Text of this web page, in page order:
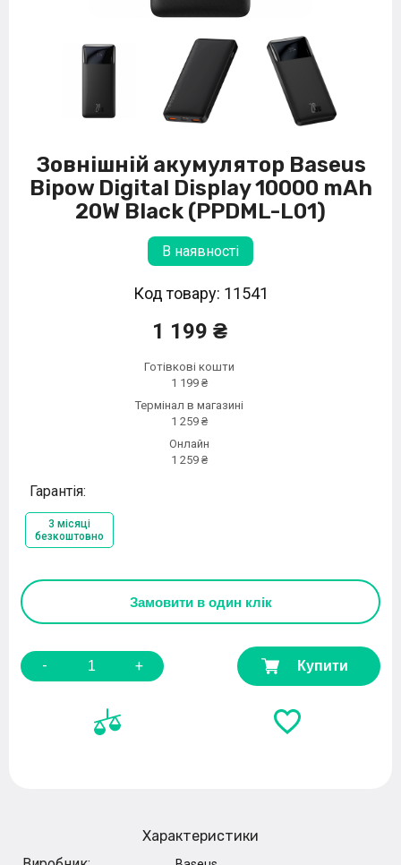
Зовнішній акумулятор Baseus
Bipow Digital Display 10000 mAh
20W Black (PPDML-L01)
В наявності
Код товару: 11541
1 199 ₴
Готівкові кошти
1 199 ₴
Термінал в магазині
1 259 ₴
Онлайн
1 259 ₴
Гарантія:
3 місяці
безкоштовно
Замовити в один клік
- + Купити
Характеристики